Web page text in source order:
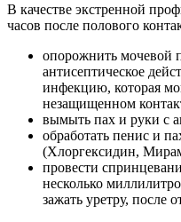
В качестве экстренной
часов после полового
опорожнить мочевой
антисептическое
инфекцию, которая
незащищенном
вымыть пах и руки с
обработать пенис и
(Хлоргексидин,
провести
несколько
зажать уретру, после